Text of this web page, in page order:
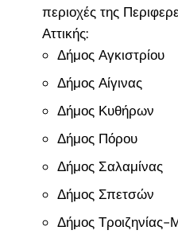
περιοχές της
Αττικής:
Δήμος Αγκιστρίου
Δήμος Αίγινας
Δήμος Κυθήρων
Δήμος Πόρου
Δήμος Σαλαμίνας
Δήμος Σπετσών
Δήμος